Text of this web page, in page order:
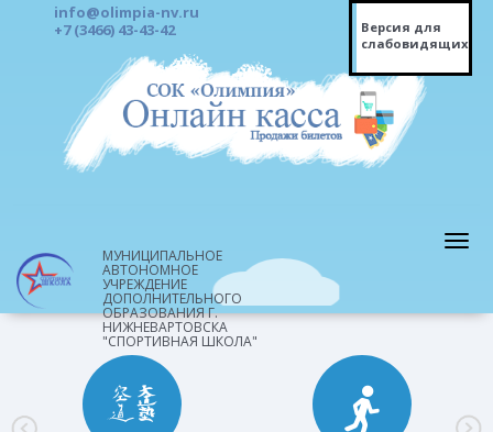
info@olimpia-nv.ru
+7 (3466) 43-43-42
Версия для
слабовидящих
МУНИЦИПАЛЬНОЕ
АВТОНОМНОЕ
УЧРЕЖДЕНИЕ
ДОПОЛНИТЕЛЬНОГО
ОБРАЗОВАНИЯ Г.
НИЖНЕВАРТОВСКА
"СПОРТИВНАЯ ШКОЛА"